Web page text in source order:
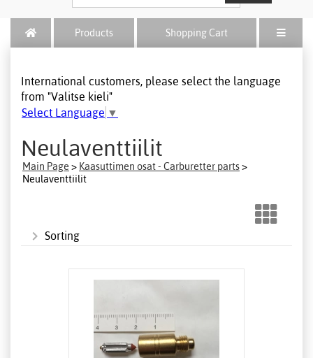
Products Shopping Cart
International customers, please select the language
from "Valitse kieli"
Select Language ▼
Neulaventtiilit
Main Page > Kaasuttimen osat - Carburetter parts>
Neulaventtiilit
Sorting